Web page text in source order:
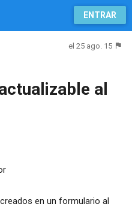
ENTRAR
el 25 ago. 15
al
en un formulario al